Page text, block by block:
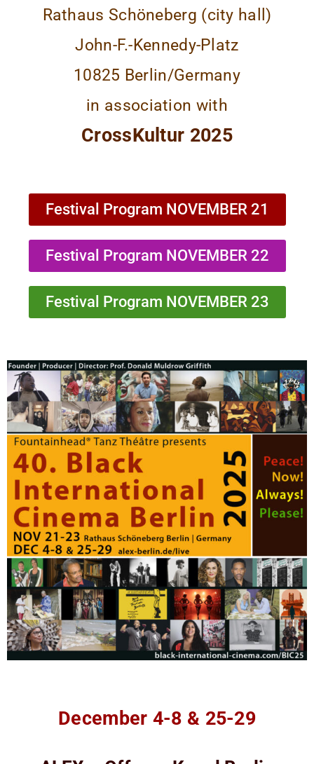
Rathaus Schöneberg (city hall)
John-F.-Kennedy-Platz
10825 Berlin/Germany
in association with
CrossKultur 2025
Festival Program NOVEMBER 21
Festival Program NOVEMBER 22
Festival Program NOVEMBER 23
December 4-8 & 25-29